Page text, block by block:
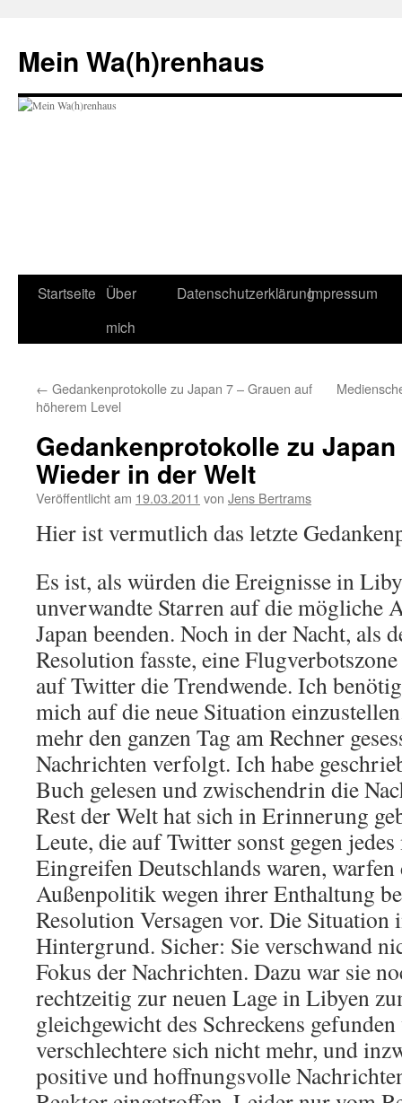
springen
Mein Wa(h)renhaus
Startseite Über
mich
DatenschutzerklärungImpressum
← Gedankenprotokolle zu Japan 7 – Grauen auf
höherem Level
Gedankenprotokolle zu
Wieder in der Welt
Veröffentlicht am 19.03.2011 von Jens Bertrams
Hier ist vermutlich das letzte
Es ist, als würden die Ereignisse in
unverwandte Starren auf die mögliche
Japan beenden. Noch in der Nacht, als
Resolution fasste, eine
auf Twitter die Trendwende. Ich
mich auf die neue Situation
mehr den ganzen Tag am Rechner
Nachrichten verfolgt. Ich habe
Buch gelesen und zwischendrin die
Rest der Welt hat sich in Erinnerung
Leute, die auf Twitter sonst gegen
Eingreifen Deutschlands waren, warfen
Außenpolitik wegen ihrer Enthaltung
Resolution Versagen vor. Die Situation
Hintergrund. Sicher: Sie verschwand
Fokus der Nachrichten. Dazu war sie
rechtzeitig zur neuen Lage in Libyen
gleichgewicht des Schreckens
verschlechtere sich nicht mehr, und
positive und hoffnungsvolle